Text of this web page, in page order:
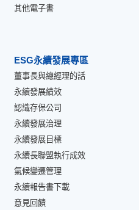
其他電子書
ESG永續發展專區
董事長與總經理的話
永續發展績效
認識存保公司
永續發展治理
永續發展目標
永續長聯盟執行成效
氣候變遷管理
永續報告書下載
意見回饋